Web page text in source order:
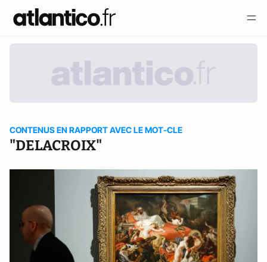
CONTENUS EN RAPPORT AVEC LE MOT-CLE
"DELACROIX"